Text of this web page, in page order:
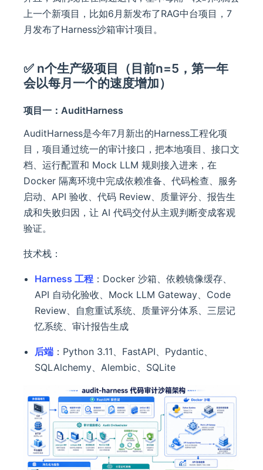
上一个新项目，比如6月新发布了RAG中台项目，7
月发布了Harness沙箱审计项目。
✅ n个生产级项目（目前n=5，第一年
会以每月一个的速度增加）
项目一：AuditHarness
AuditHarness是今年7月新出的Harness工程化项
目，项目通过统一的审计接口，把本地项目、接口文
档、运行配置和 Mock LLM 规则接入进来，在
Docker 隔离环境中完成依赖准备、代码检查、服务
启动、API 验收、代码 Review、质量评分、报告生
成和失败归因，让 AI 代码交付从主观判断变成客观
验证。
技术栈：
Harness 工程 ：Docker 沙箱、依赖镜像缓存、
API 自动化验收、Mock LLM Gateway、Code
Review、自愈重试系统、质量评分体系、三层记
忆系统、审计报告生成
后端 ：Python 3.11、FastAPI、Pydantic、
SQLAlchemy、Alembic、SQLite